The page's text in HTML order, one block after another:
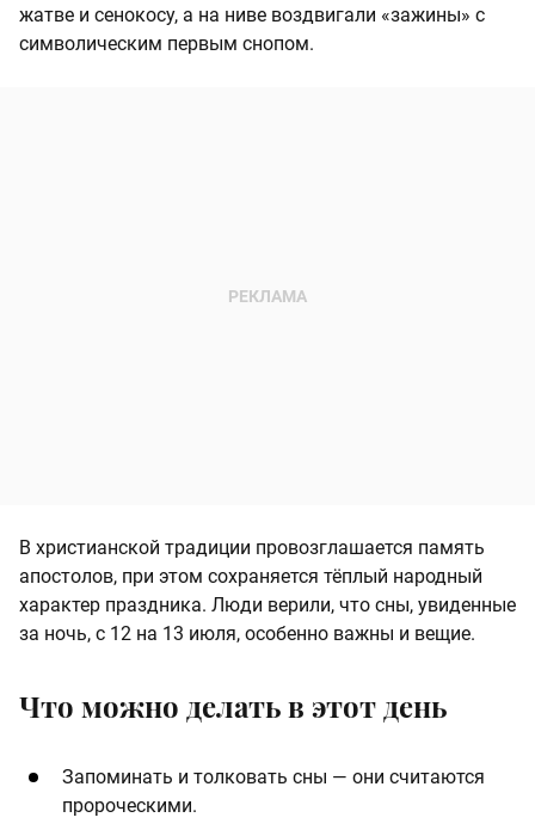
жатве и сенокосу, а на ниве воздвигали «зажины» с
символическим первым снопом.
В христианской традиции провозглашается память
апостолов, при этом сохраняется тёплый народный
характер праздника. Люди верили, что сны, увиденные
за ночь, с 12 на 13 июля, особенно важны и вещие.
Что можно делать в этот день
Запоминать и толковать сны — они считаются
пророческими.